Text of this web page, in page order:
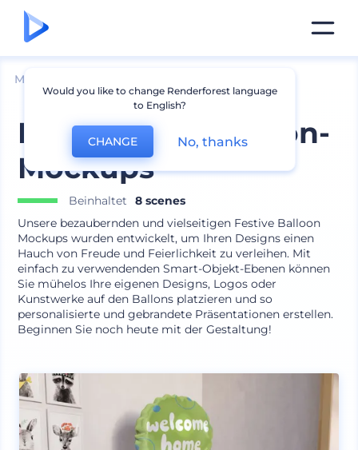
Mockups
Festliche Luftballon-
Mockups
Beinhaltet
8 scenes
Unsere bezaubernden und vielseitigen Festive Balloon
Mockups wurden entwickelt, um Ihren Designs einen
Hauch von Freude und Feierlichkeit zu verleihen. Mit
einfach zu verwendenden Smart-Objekt-Ebenen können
Sie mühelos Ihre eigenen Designs, Logos oder
Kunstwerke auf den Ballons platzieren und so
personalisierte und gebrandete Präsentationen erstellen.
Beginnen Sie noch heute mit der Gestaltung!
Would you like to change Renderforest language
to English?
CHANGE No, thanks